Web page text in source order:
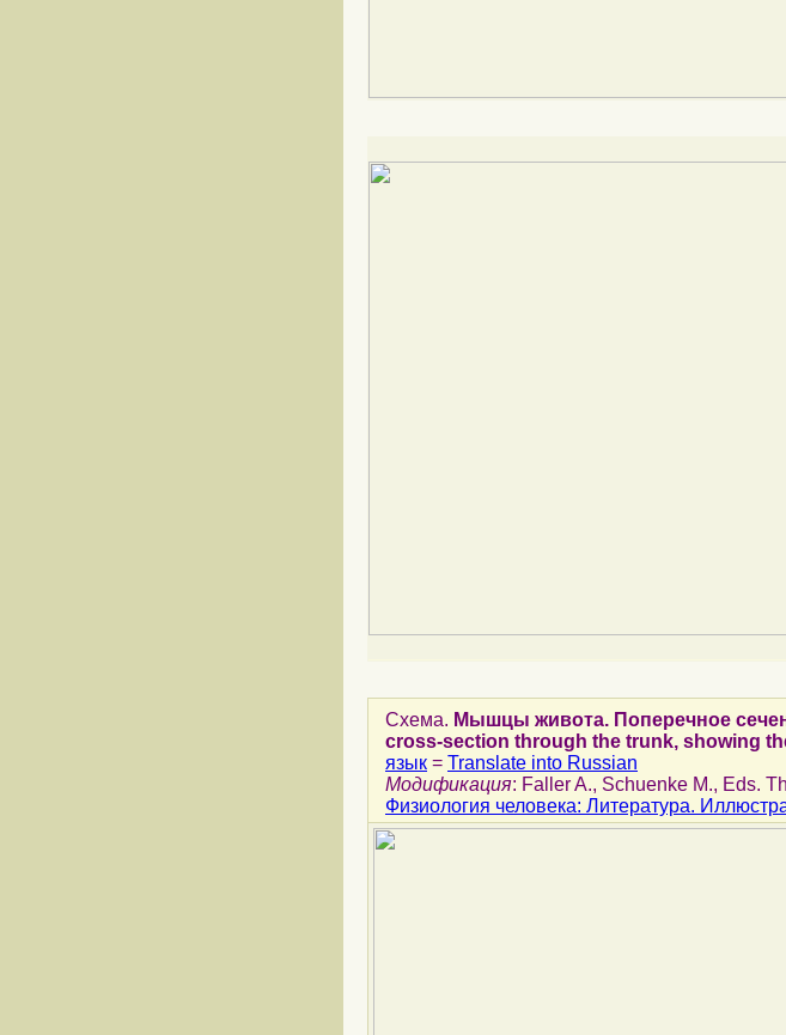
Схема. Мышцы живота. Поперечное
cross-section through the trunk, showing
язык = Translate into Russian
Модификация: Faller A., Schuenke M., Eds.
Физиология человека: Литература.